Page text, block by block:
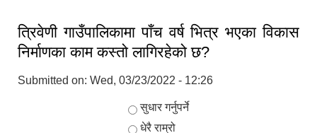
त्रिवेणी गाउँपालिकामा पाँच वर्ष भित्र भएका विकास
निर्माणका काम कस्तो लागिरहेको छ?
Submitted on: Wed, 03/23/2022 - 12:26
Choices
सुधार गर्नुपर्ने
धेरै राम्रो